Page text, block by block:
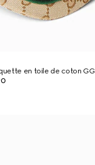
en toile de coton GG